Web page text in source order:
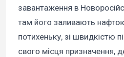
завантаження в
там його заливають
потихеньку, зі швидкістю
свого місця призначення,